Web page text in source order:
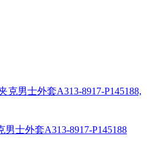
士外套A313-8917-P145188